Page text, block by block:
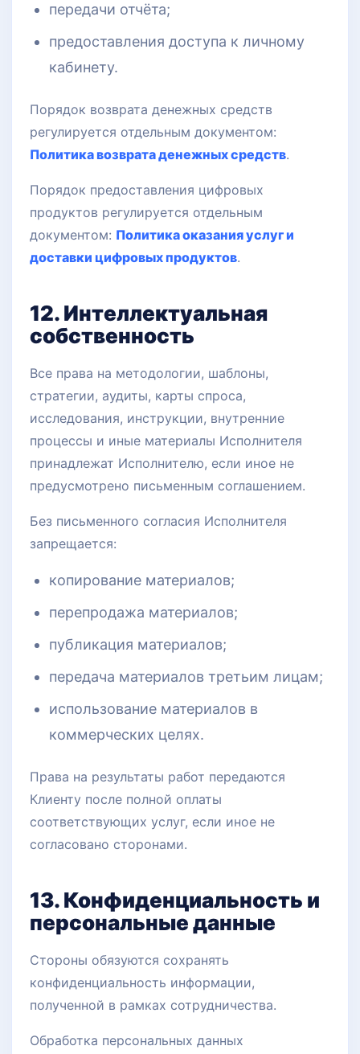
передачи отчёта;
предоставления доступа к личному
кабинету.
Порядок возврата денежных средств
регулируется отдельным документом:
Политика возврата денежных средств.
Порядок предоставления цифровых
продуктов регулируется отдельным
документом: Политика оказания услуг и
доставки цифровых продуктов.
12. Интеллектуальная
собственность
Все права на методологии, шаблоны,
стратегии, аудиты, карты спроса,
исследования, инструкции, внутренние
процессы и иные материалы Исполнителя
принадлежат Исполнителю, если иное не
предусмотрено письменным соглашением.
Без письменного согласия Исполнителя
запрещается:
копирование материалов;
перепродажа материалов;
публикация материалов;
передача материалов третьим лицам;
использование материалов в
коммерческих целях.
Права на результаты работ передаются
Клиенту после полной оплаты
соответствующих услуг, если иное не
согласовано сторонами.
13. Конфиденциальность и
персональные данные
Стороны обязуются сохранять
конфиденциальность информации,
полученной в рамках сотрудничества.
Обработка персональных данных